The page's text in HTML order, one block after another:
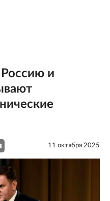
и
11 октября 2025